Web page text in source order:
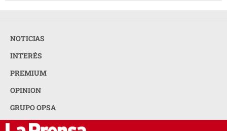
NOTICIAS
INTERÉS
PREMIUM
OPINION
GRUPO OPSA